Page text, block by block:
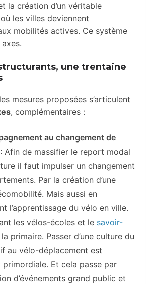
la création d’un véritable
les villes deviennent
mobilités actives. Ce système
une trentaine
mesures proposées s’articulent
, complémentaires :
au changement de
: Afin de massifier le report modal
il faut impulser un changement
Par la création d’une
Mais aussi en
l’apprentissage du vélo en ville.
les vélos-écoles et le savoir-
primaire. Passer d’une culture du
au vélo-déplacement est
primordiale. Et cela passe par
d’événements grand public et